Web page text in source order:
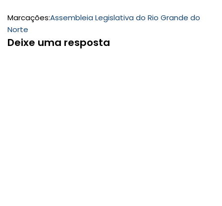
Marcações:Assembleia Legislativa do Rio Grande do
Norte
Deixe uma resposta